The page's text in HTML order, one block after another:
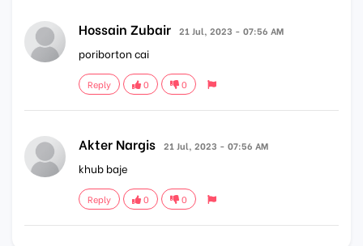
Hossain Zubair 21 Jul, 2023 - 07:56 AM
poriborton cai
Reply 0 0
Akter Nargis 21 Jul, 2023 - 07:56 AM
khub baje
Reply 0 0